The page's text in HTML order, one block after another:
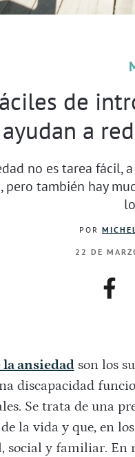
de
ayudan a
no es tarea fácil,
pero también hay
POR
22 DE
la ansiedadson los
discapacidad
Se trata de una
la vida y que, en
social y familiar. En